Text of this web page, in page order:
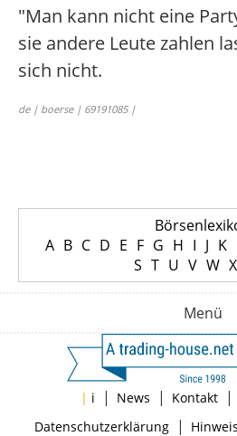
"Man kann nicht eine
sie andere Leute zahlen
sich nicht.
de | boerse | 69191085 |
A B C D E F G H I J K
S T U V W X
Menü
| i | News | Kontakt |
Datenschutzerklärung|